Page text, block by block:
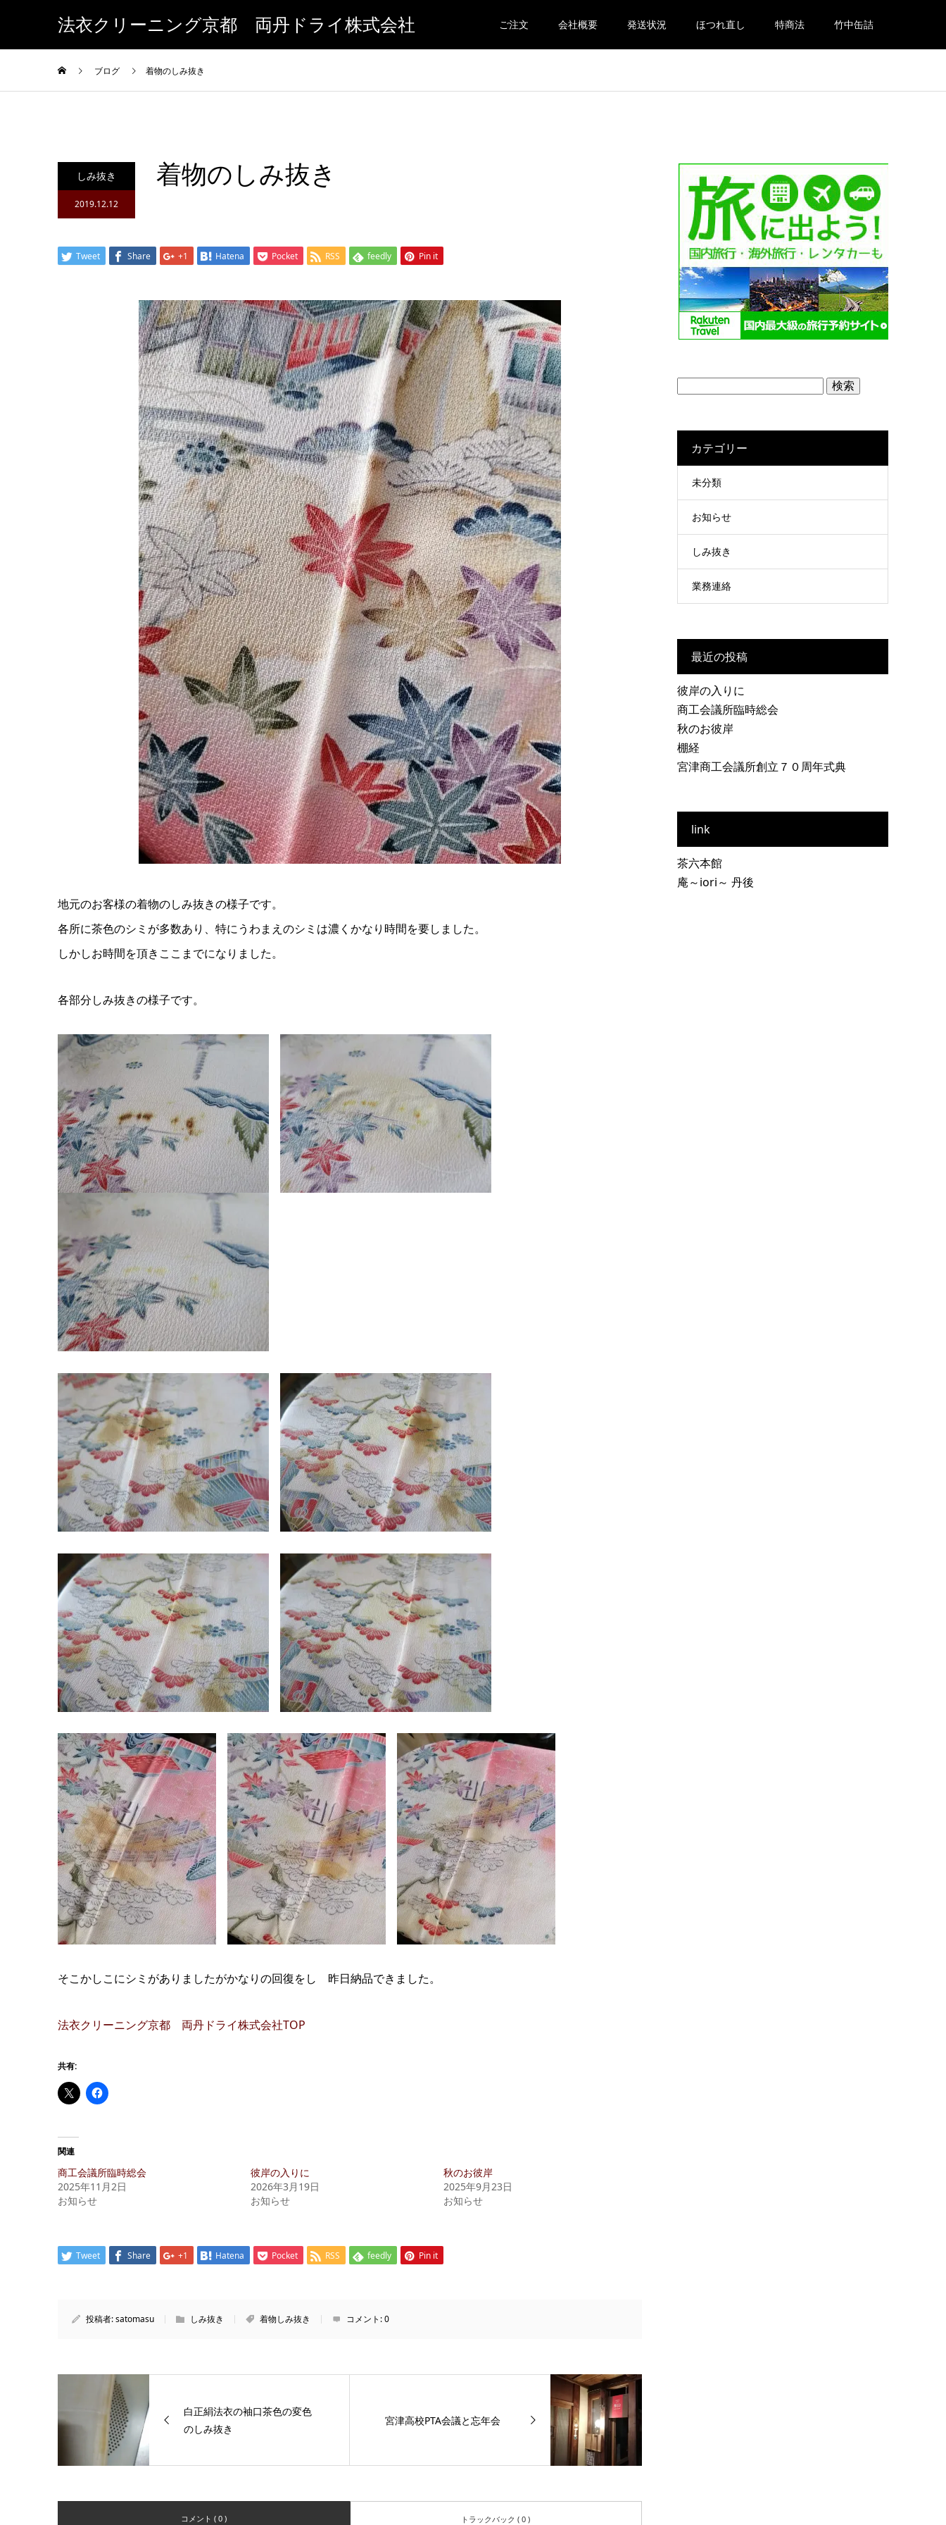
法衣クリーニング京都 両丹ドライ株式会社 ご注文 会社概要 発送状況 ほつれ直し 特商法 竹中缶詰
ブログ 着物のしみ抜き
しみ抜き
2019.12.12
着物のしみ抜き
Tweet Share +1 Hatena Pocket RSS feedly Pin it
地元のお客様の着物のしみ抜きの様子です。
各所に茶色のシミが多数あり、特にうわまえのシミは濃くかなり時間を要しました。
しかしお時間を頂きここまでになりました。
各部分しみ抜きの様子です。
そこかしこにシミがありましたがかなりの回復をし 昨日納品できました。
法衣クリーニング京都 両丹ドライ株式会社TOP
共有:
関連
商工会議所臨時総会
2025年11月2日
お知らせ
彼岸の入りに
2026年3月19日
お知らせ
秋のお彼岸
2025年9月23日
お知らせ
Tweet Share +1 Hatena Pocket RSS feedly Pin it
投稿者:satomasu しみ抜き 着物しみ抜き コメント:0
白正絹法衣の袖口茶色の変色
のしみ抜き
宮津高校PTA会議と忘年会
コメント ( 0 ) トラックバック ( 0 )
カテゴリー
未分類
お知らせ
しみ抜き
業務連絡
最近の投稿
彼岸の入りに
商工会議所臨時総会
秋のお彼岸
棚経
宮津商工会議所創立７０周年式典
link
茶六本館
庵～iori～ 丹後